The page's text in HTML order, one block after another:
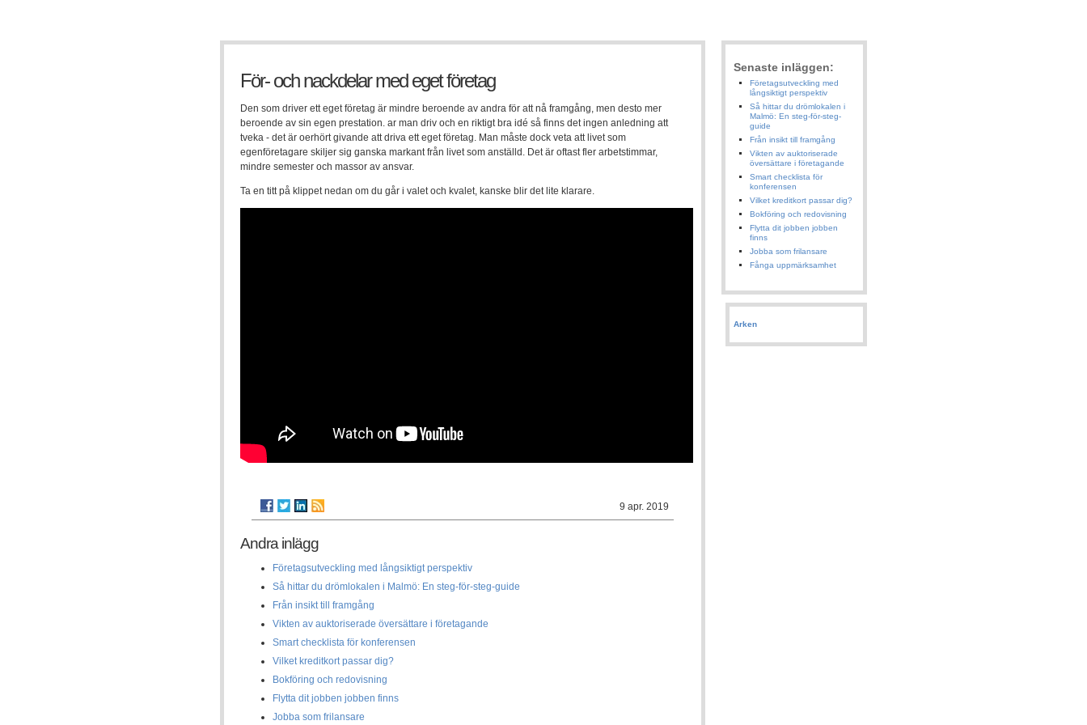
För- och nackdelar med eget företag
Den som driver ett eget företag är mindre beroende av andra för att nå framgång, men desto mer
beroende av sin egen prestation. ar man driv och en riktigt bra idé så finns det ingen anledning att
tveka - det är oerhört givande att driva ett eget företag. Man måste dock veta att livet som
egenföretagare skiljer sig ganska markant från livet som anställd. Det är oftast fler arbetstimmar,
mindre semester och massor av ansvar.
Ta en titt på klippet nedan om du går i valet och kvalet, kanske blir det lite klarare.
9 apr. 2019
Andra inlägg
Företagsutveckling med långsiktigt perspektiv
Så hittar du drömlokalen i Malmö: En steg-för-steg-guide
Från insikt till framgång
Vikten av auktoriserade översättare i företagande
Smart checklista för konferensen
Vilket kreditkort passar dig?
Bokföring och redovisning
Flytta dit jobben jobben finns
Jobba som frilansare
Senaste inläggen:
Företagsutveckling med
långsiktigt perspektiv
Så hittar du drömlokalen i
Malmö: En steg-för-steg-
guide
Från insikt till framgång
Vikten av auktoriserade
översättare i företagande
Smart checklista för
konferensen
Vilket kreditkort passar dig?
Bokföring och redovisning
Flytta dit jobben jobben
finns
Jobba som frilansare
Fånga uppmärksamhet
Arken